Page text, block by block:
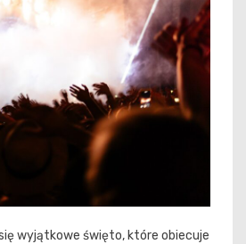
wyjątkowe święto, które obiecuje